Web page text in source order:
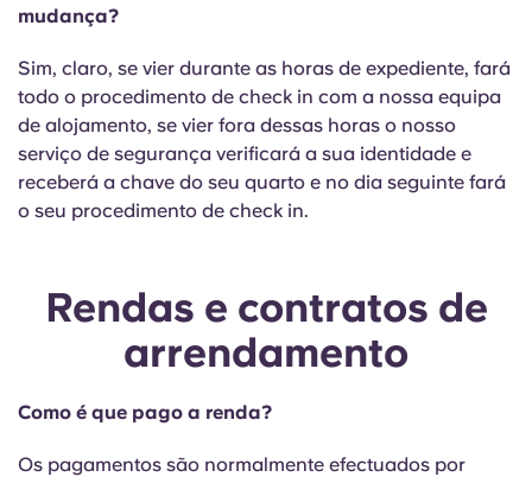
mudança?
Sim, claro, se vier durante as horas de expediente, fará
todo o procedimento de check in com a nossa equipa
de alojamento, se vier fora dessas horas o nosso
serviço de segurança verificará a sua identidade e
receberá a chave do seu quarto e no dia seguinte fará
o seu procedimento de check in.
Rendas e contratos de
arrendamento
Como é que pago a renda?
Os pagamentos são normalmente efectuados por